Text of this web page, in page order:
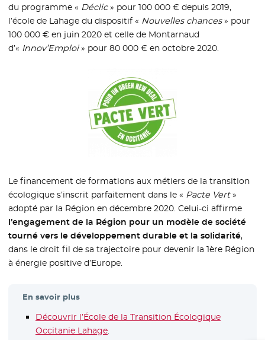
du programme « Déclic» pour 100 000 € depuis 2019,
l’école de Lahage du dispositif « Nouvelles chances» pour
100 000 € en juin 2020 et celle de Montarnaud
d’« Innov’Emploi» pour 80 000 € en octobre 2020.
Le financement de formations aux métiers de la transition
écologique s’inscrit parfaitement dans le « Pacte Vert»
adopté par la Région en décembre 2020. Celui-ci affirme
l’engagement de la Région pour un modèle de société
tourné vers le développement durable et la solidarité,
dans le droit fil de sa trajectoire pour devenir la 1ère Région
à énergie positive d’Europe.
En savoir plus
Découvrir l’École de la Transition Écologique
Occitanie Lahage- Nouvelle fenêtre
.